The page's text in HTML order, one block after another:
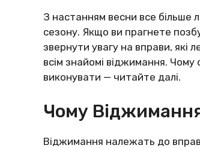
З настанням весни все більше
сезону. Якщо ви прагнете
звернути увагу на вправи, які
всім знайомі віджимання.
виконувати — читайте далі.
Чому
Віджимання належать до вправ